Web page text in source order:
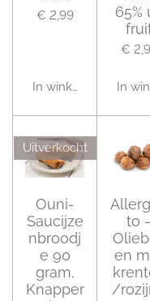
€ 2,99
In winkelwagen
65%
€
In
Uitverkocht
Ouni-
Saucijze
nbroodj
e 90
gram,
Knapper
to
en
/